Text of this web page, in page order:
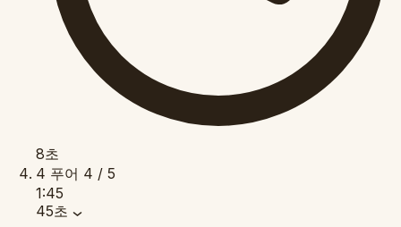
8초
4 푸어 4 / 5
1:45
45초